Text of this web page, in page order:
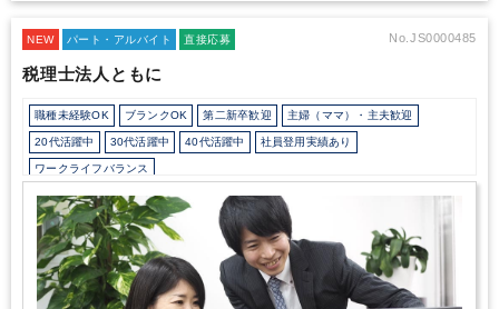
NEW パート・アルバイト 直接応募 No.JS0000485
税理士法人ともに
職種未経験OK ブランクOK 第二新卒歓迎 主婦（ママ）・主夫歓迎
20代活躍中 30代活躍中 40代活躍中 社員登用実績あり
ワークライフバランス
会計士/税理士試験受験生歓迎（仕事をしながら勉強できます）
週2日からOK 時短勤務の相談OK 勤務開始時間の相談OK
勤務終了時間の相談OK 10時以降出社OK 定時早め
16時以前退社OK 1日5時間以内でもOK 時短OK 1日7時間未満勤務OK
9時30分出社OK 残業少なめ 残業月10時間未満 シフト勤務 扶養控除内